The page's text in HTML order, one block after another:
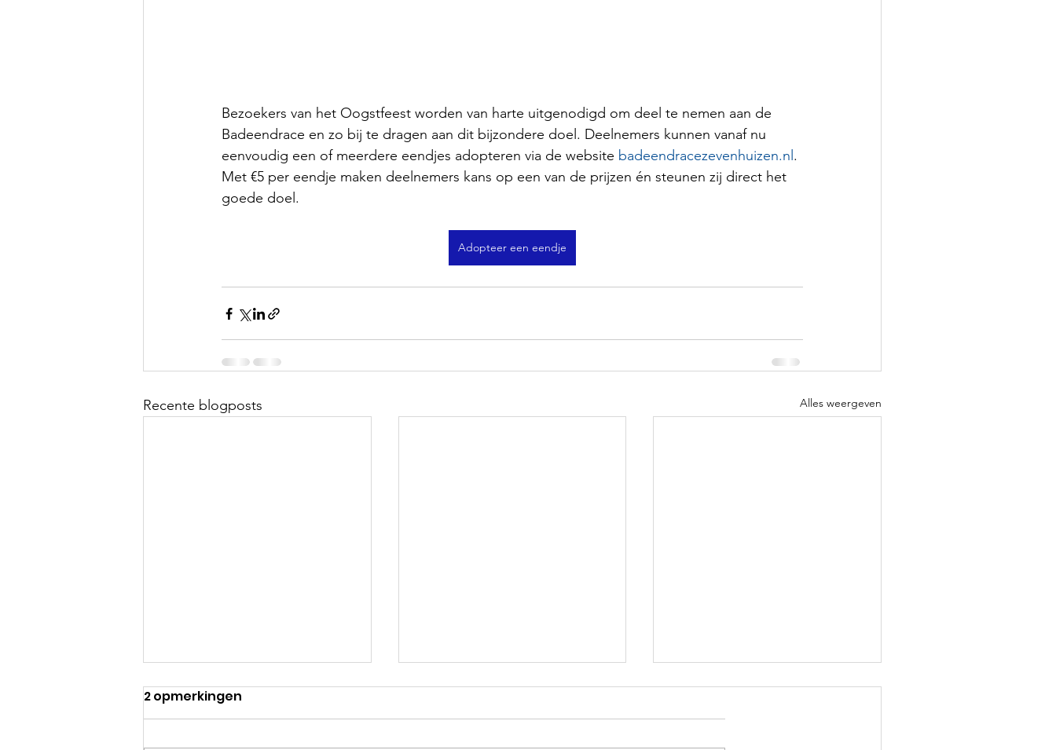
Bezoekers van het Oogstfeest worden van harte uitgenodigd om deel te nemen aan de
Badeendrace en zo bij te dragen aan dit bijzondere doel. Deelnemers kunnen vanaf nu
eenvoudig een of meerdere eendjes adopteren via de website badeendracezevenhuizen.nl .
Met €5 per eendje maken deelnemers kans op een van de prijzen én steunen zij direct het
goede doel.
Adopteer een eendje
Recente blogposts Alles weergeven
2 opmerkingen